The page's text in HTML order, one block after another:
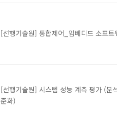
[선행기술원] 통합제어_임베디드 소프트
[선행기술원] 시스템 성능 계측 평가 (분
준화)